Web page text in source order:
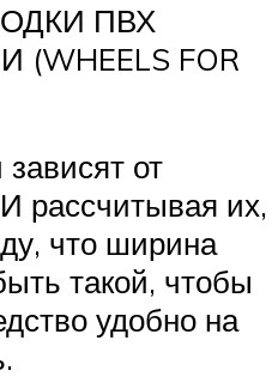
ПВХ
FOR
от
рассчитывая их,
что ширина
такой, чтобы
удобно на